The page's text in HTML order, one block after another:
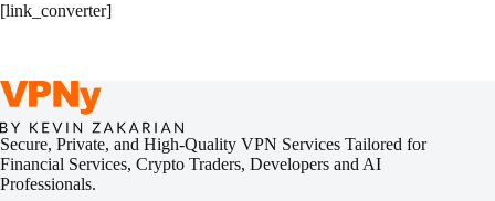
[link_converter]
Secure, Private, and High-Quality VPN Services Tailored for
Financial Services, Crypto Traders, Developers and AI
Professionals.